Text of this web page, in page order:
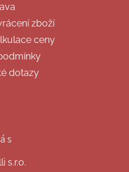
zboží
ceny
dotazy
s.r.o.